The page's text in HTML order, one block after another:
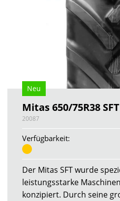
Neu
Mitas 650/75R38
20087
Verfügbarkeit:
Der Mitas SFT wurde
leistungsstarke
konzipiert. Durch seine